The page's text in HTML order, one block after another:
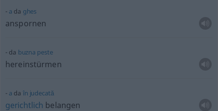
a da ghes
anspornen
da buzna peste
hereinstürmen
a da în judecată
gerichtlich belangen